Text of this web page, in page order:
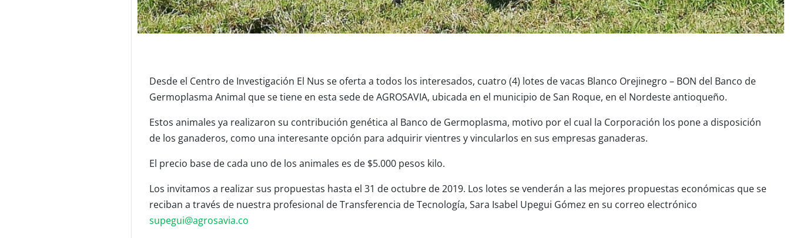
Desde el Centro de Investigación El Nus se oferta a todos los interesados, cuatro (4) lotes de vacas Blanco Orejinegro – BON del Banco de
Germoplasma Animal que se tiene en esta sede de AGROSAVIA, ubicada en el municipio de San Roque, en el Nordeste antioqueño.
Estos animales ya realizaron su contribución genética al Banco de Germoplasma, motivo por el cual la Corporación los pone a disposición
de los ganaderos, como una interesante opción para adquirir vientres y vincularlos en sus empresas ganaderas.
El precio base de cada uno de los animales es de $5.000 pesos kilo.
Los invitamos a realizar sus propuestas hasta el 31 de octubre de 2019. Los lotes se venderán a las mejores propuestas económicas que se
reciban a través de nuestra profesional de Transferencia de Tecnología, Sara Isabel Upegui Gómez en su correo electrónico
supegui@agrosavia.co